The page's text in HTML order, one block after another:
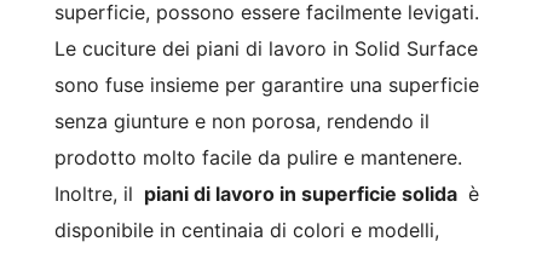
superficie, possono essere facilmente levigati.
Le cuciture dei piani di lavoro in Solid Surface
sono fuse insieme per garantire una superficie
senza giunture e non porosa, rendendo il
prodotto molto facile da pulire e mantenere.
Inoltre, il piani di lavoro in superficie solida è
disponibile in centinaia di colori e modelli,